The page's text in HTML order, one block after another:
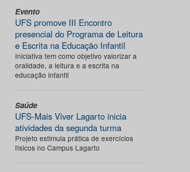
Evento
UFS promove III Encontro
presencial do Programa de Leitura
e Escrita na Educação Infantil
Iniciativa tem como objetivo valorizar a
oralidade, a leitura e a escrita na
educação infantil
Saúde
UFS-Mais Viver Lagarto inicia
atividades da segunda turma
Projeto estimula prática de exercícios
físicos no Campus Lagarto